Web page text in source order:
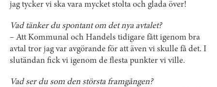
jag tycker vi ska vara mycket stolta och glada över!
Vad tänker du spontant om det nya avtalet?
– Att Kommunal och Handels tidigare fått igenom bra
avtal tror jag var avgörande för att även vi skulle få det. I
slutändan fick vi igenom de flesta punkter vi ville.
Vad ser du som den största framgången?